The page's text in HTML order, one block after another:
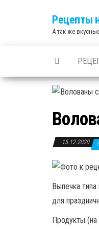
Рецепты
А так же
15.12.2020
Выпечка
для
Продукты (на